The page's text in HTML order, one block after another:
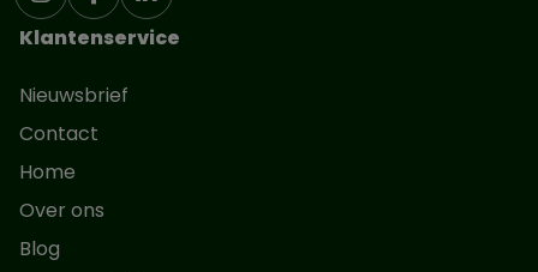
Klantenservice
Nieuwsbrief
Contact
Home
Over ons
Blog